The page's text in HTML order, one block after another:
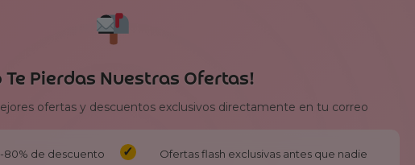
Te Pierdas Nuestras Ofertas!
ofertas y descuentos exclusivos directamente en tu correo
80% de descuento Ofertas flash exclusivas antes que nadie